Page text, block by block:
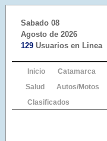
Sabado 08
Agosto de 2026
129 Usuarios en Linea
Inicio Catamarca
Salud
Autos/Motos
Clasificados